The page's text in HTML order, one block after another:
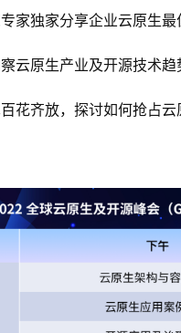
家独家分享企业云原生最
云原生产业及开源技术趋
花齐放，探讨如何抢占